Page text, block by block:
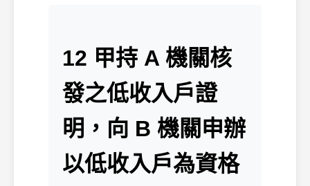
12 甲持 A 機關核
發之低收入戶證
明，向 B 機關申辦
以低收入戶為資格